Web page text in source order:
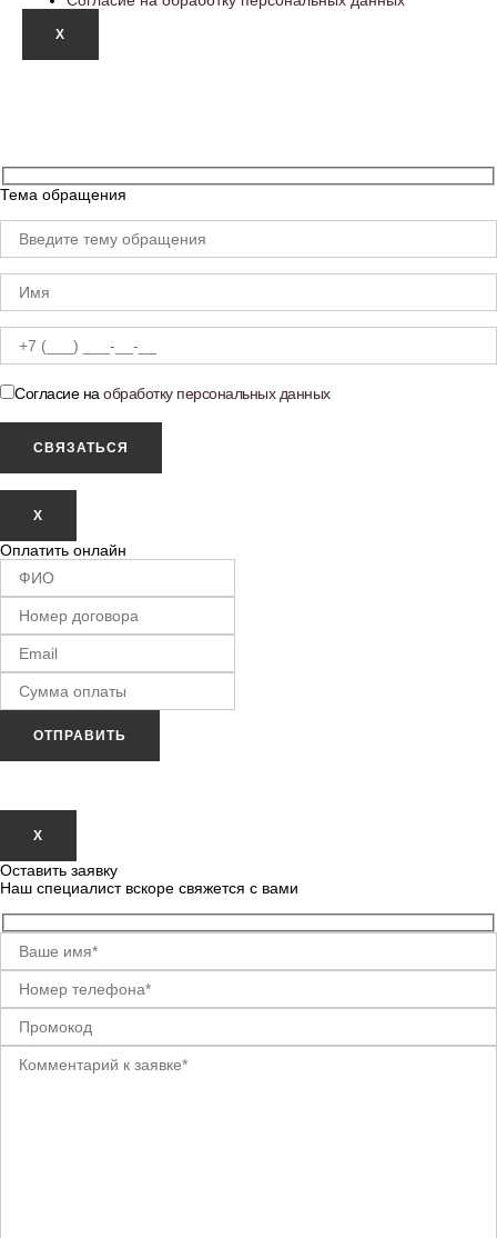
X
Тема обращения
Согласие на обработку персональных данных
X
Оплатить онлайн
ОТПРАВИТЬ
Х
Оставить заявку
Наш специалист вскоре свяжется с вами